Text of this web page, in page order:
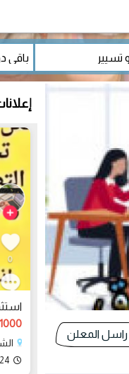
راسل المعلن
1000 درهم